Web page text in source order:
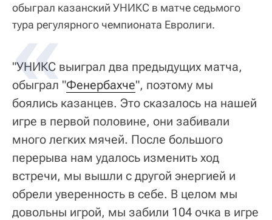
обыграл казанский УНИКС в матче седьмого
тура регулярного чемпионата Евролиги.
"УНИКС выиграл два предыдущих матча,
обыграл "Фенербахче", поэтому мы
боялись казанцев. Это сказалось на нашей
игре в первой половине, они забивали
много легких мячей. После большого
перерыва нам удалось изменить ход
встречи, мы вышли с другой энергией и
обрели уверенность в себе. В целом мы
довольны игрой, мы забили 104 очка в игре